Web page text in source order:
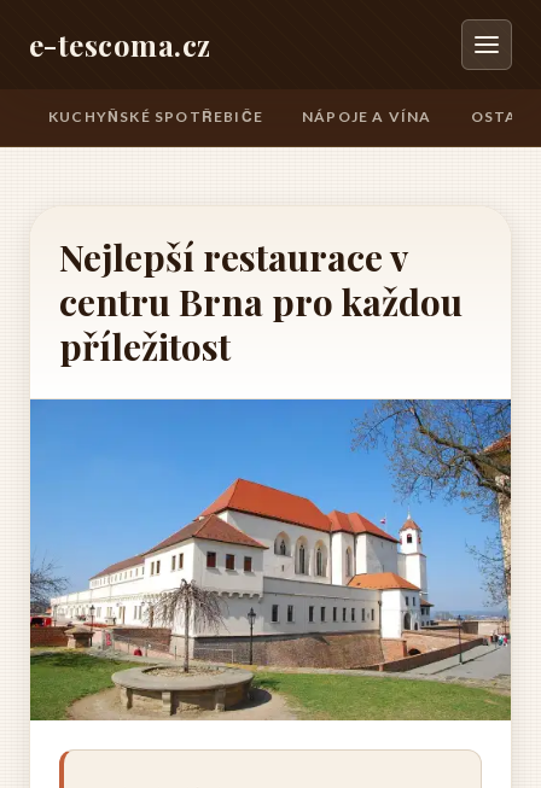
e-tescoma.cz
KUCHYŇSKÉ SPOTŘEBIČE NÁPOJE A VÍNA
Nejlepší restaurace v
centru Brna pro každou
příležitost